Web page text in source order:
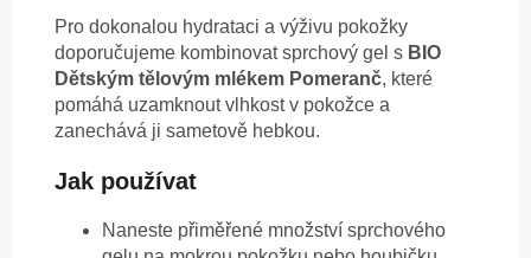
Pro dokonalou hydrataci a výživu pokožky
doporučujeme kombinovat sprchový gel s BIO
Dětským tělovým mlékem Pomeranč, které
pomáhá uzamknout vlhkost v pokožce a
zanechává ji sametově hebkou.
Jak používat
Naneste přiměřené množství sprchového